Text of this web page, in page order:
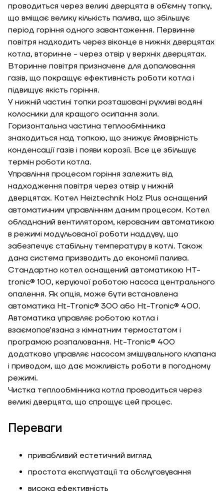
проводиться через великі дверцята в об'ємну топку,
що вміщає велику кількість палива, що збільшує
період горіння одного завантаження. Первинне
повітря надходить через віконце в нижніх дверцятах
котла, вторинне - через отвір у верхніх дверцятах.
Вторинне повітря призначене для допалювання
газів, що покращує ефективність роботи котла і
підвищує якість горіння.
У нижній частині топки розташовані рухливі водяні
колосники для кращого осипання золи.
Горизонтальна частина теплообмінника
знаходиться над топкою, що знижує ймовірність
конденсації газів і появи корозії. Все це збільшує
термін роботи котла.
Управління процесом горіння залежить від
надходження повітря через отвір у нижній
дверцятах. Котел Heiztechnik Holz Plus оснащений
автоматичним управлінням даним процесом. Котел
обладнаний вентилятором, керованим автоматикою
в режимі модульованої роботи наддуву, що
забезпечує стабільну температуру в котлі. Також
дана система призводить до економії палива.
Стандартно котел оснащений автоматикою HT-
tronic® 100, керуючої роботою насоса центрального
опалення. Як опція, може бути встановлена
автоматика Ht-Tronic® 300 або Ht-Tronic® 400.
Автоматика управляє роботою котла і
взаємопов'язана з кімнатним термостатом і
програмою розпалювання. Ht-Tronic® 400
додатково управляє насосом змішувального клапана
і приводом, що дає можливість роботи в погодному
режимі.
Чистка теплообмінника котла проводиться через
великі дверцята, що спрощує цей процес.
Переваги
привабливий естетичний вигляд
простота експлуатації та обслуговування
висока ефективність